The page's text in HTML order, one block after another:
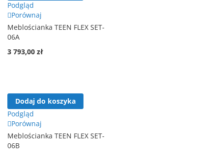
Podgląd
Porównaj
Meblościanka TEEN FLEX SET-
06A
3 793,00 zł
Dodaj do koszyka
Podgląd
Porównaj
Meblościanka TEEN FLEX SET-
06B